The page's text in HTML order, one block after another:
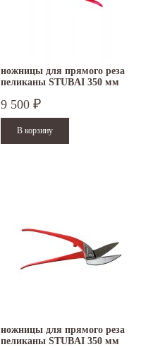
ножницы для прямого реза
пеликаны STUBAI 350 мм
9 500 ₽
ножницы для прямого реза
пеликаны STUBAI 350 мм